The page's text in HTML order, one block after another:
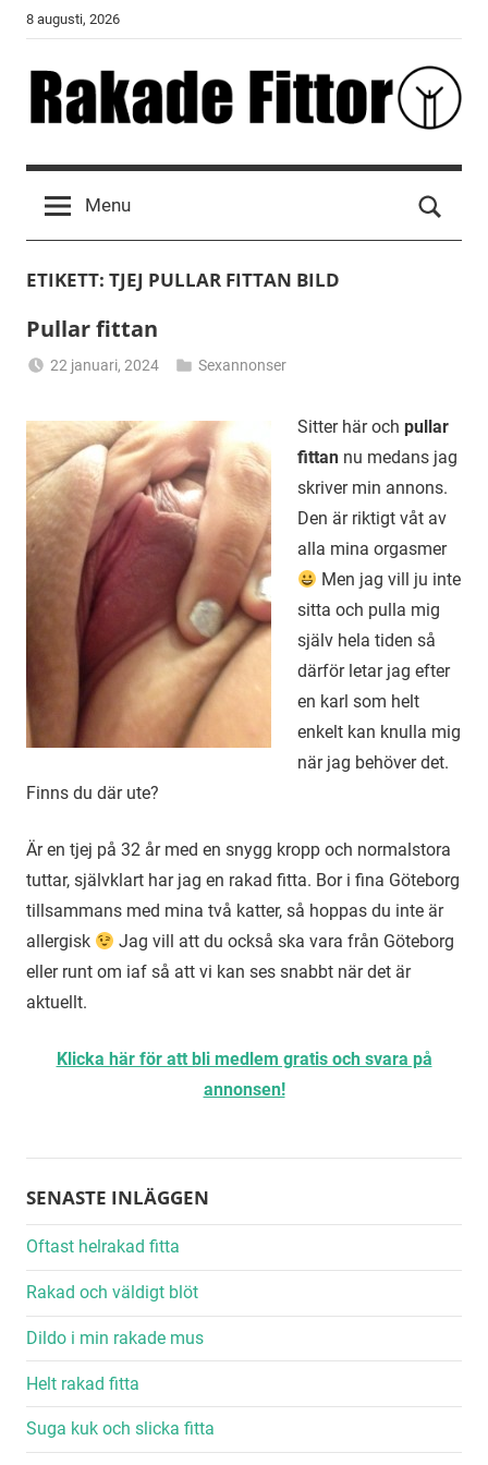
Skip
content
8 augusti, 2026
Rakade
Fittor
Menu
ETIKETT: TJEJ PULLAR FITTAN BILD
Pullar fittan
22 januari, 2024
Sexannonser
Sitter här och pullar
fittan nu medans jag
skriver min annons.
Den är riktigt våt av
alla mina orgasmer
Men jag vill ju inte
sitta och pulla mig
själv hela tiden så
därför letar jag efter
en karl som helt
enkelt kan knulla mig
när jag behöver det.
Finns du där ute?
Är en tjej på 32 år med en snygg kropp och normalstora
tuttar, självklart har jag en rakad fitta. Bor i fina Göteborg
tillsammans med mina två katter, så hoppas du inte är
allergisk
Jag vill att du också ska vara från Göteborg
eller runt om iaf så att vi kan ses snabbt när det är
aktuellt.
Klicka här för att bli medlem gratis och svara på
annonsen!
SENASTE INLÄGGEN
Oftast helrakad fitta
Rakad och väldigt blöt
Dildo i min rakade mus
Helt rakad fitta
Suga kuk och slicka fitta